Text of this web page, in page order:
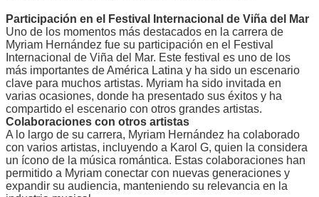
Participación en el Festival Internacional de Viña del Mar
Uno de los momentos más destacados en la carrera de
Myriam Hernández fue su participación en el Festival
Internacional de Viña del Mar. Este festival es uno de los
más importantes de América Latina y ha sido un escenario
clave para muchos artistas. Myriam ha sido invitada en
varias ocasiones, donde ha presentado sus éxitos y ha
compartido el escenario con otros grandes artistas.
Colaboraciones con otros artistas
A lo largo de su carrera, Myriam Hernández ha colaborado
con varios artistas, incluyendo a Karol G, quien la considera
un ícono de la música romántica. Estas colaboraciones han
permitido a Myriam conectar con nuevas generaciones y
expandir su audiencia, manteniendo su relevancia en la